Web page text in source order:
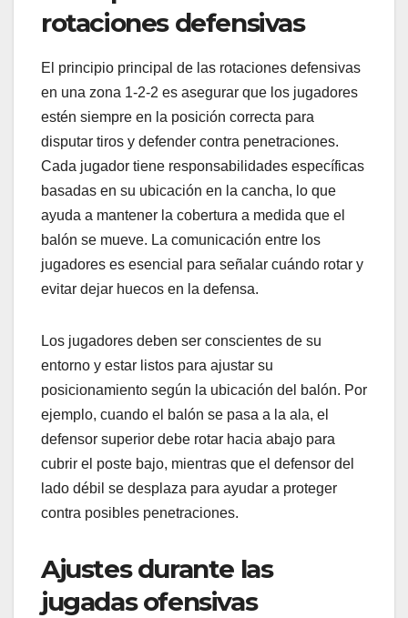
rotaciones defensivas
El principio principal de las rotaciones defensivas
en una zona 1-2-2 es asegurar que los jugadores
estén siempre en la posición correcta para
disputar tiros y defender contra penetraciones.
Cada jugador tiene responsabilidades específicas
basadas en su ubicación en la cancha, lo que
ayuda a mantener la cobertura a medida que el
balón se mueve. La comunicación entre los
jugadores es esencial para señalar cuándo rotar y
evitar dejar huecos en la defensa.
Los jugadores deben ser conscientes de su
entorno y estar listos para ajustar su
posicionamiento según la ubicación del balón. Por
ejemplo, cuando el balón se pasa a la ala, el
defensor superior debe rotar hacia abajo para
cubrir el poste bajo, mientras que el defensor del
lado débil se desplaza para ayudar a proteger
contra posibles penetraciones.
Ajustes durante las
jugadas ofensivas